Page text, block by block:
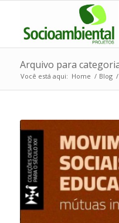
Arquivo para
Você está aqui: Home / Blog /